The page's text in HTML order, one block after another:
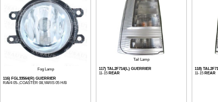
Fog Lamp
116) FGL33564(R) GUERRIER
RAV4 05-,COASTER 08,YARIS 05 H/B
Tail Lamp
117) TAL2F714(L) GUERRIER
11-15 REAR
118)
11-15 REAR